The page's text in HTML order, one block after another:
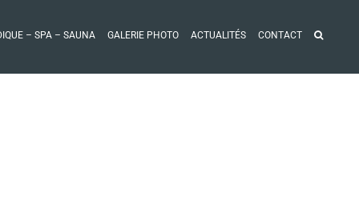
– SPA – SAUNA GALERIE PHOTO ACTUALITÉS CONTACT